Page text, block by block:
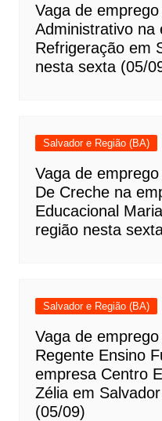
Vaga de
Administrativo na
Refrigeração em
nesta sexta (05/
Salvador e Região (BA)
Vaga de
De Creche na
Educacional
região nesta
Salvador e Região (BA)
Vaga de
Regente Ensino
empresa Centro
Zélia em
(05/09)